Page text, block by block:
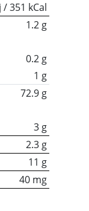
/ 351 kCal
1.2 g
0.2 g
1 g
72.9 g
3 g
2.3 g
11 g
40 mg